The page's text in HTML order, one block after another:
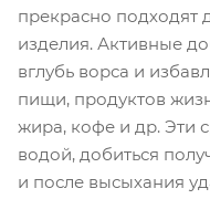
прекрасно подходят
изделия. Активные
вглубь ворса и
пищи, продуктов
жира, кофе и др. Эти
водой, добиться
и после высыхания